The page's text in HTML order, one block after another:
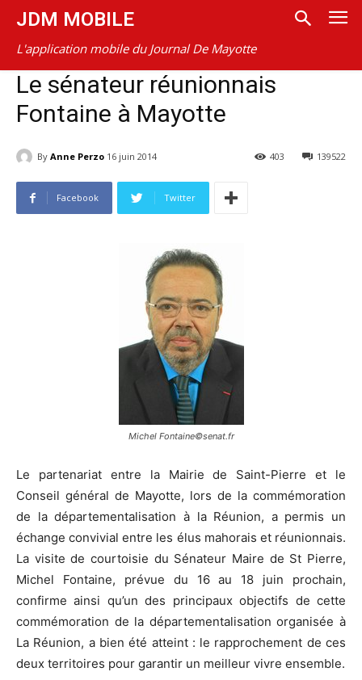
JDM MOBILE
L'application mobile du Journal De Mayotte
Le sénateur réunionnais
Fontaine à Mayotte
By Anne Perzo 16 juin 2014 139522
403
Facebook Twitter
Michel Fontaine©senat.fr
Le partenariat entre la Mairie de Saint-Pierre et le
Conseil général de Mayotte, lors de la commémoration
de la départementalisation à la Réunion, a permis un
échange convivial entre les élus mahorais et réunionnais.
La visite de courtoisie du Sénateur Maire de St Pierre,
Michel Fontaine, prévue du 16 au 18 juin prochain,
confirme ainsi qu’un des principaux objectifs de cette
commémoration de la départementalisation organisée à
La Réunion, a bien été atteint : le rapprochement de ces
deux territoires pour garantir un meilleur vivre ensemble.